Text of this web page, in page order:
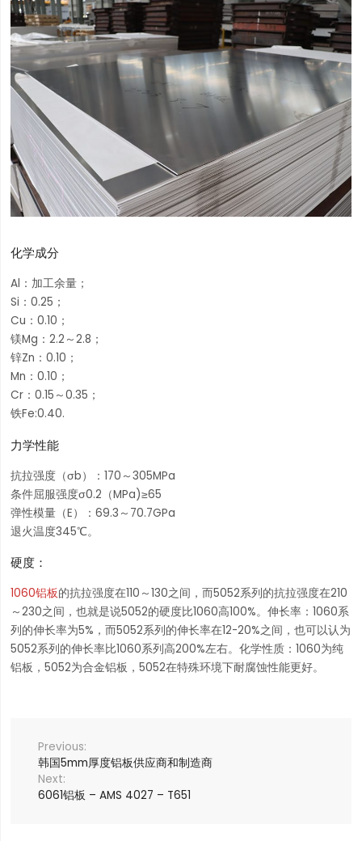
化学成分
Al：加工余量；
Si：0.25；
Cu：0.10；
镁Mg：2.2～2.8；
锌Zn：0.10；
Mn：0.10；
Cr：0.15～0.35；
铁Fe:0.40.
力学性能
抗拉强度（σb）：170～305MPa
条件屈服强度σ0.2（MPa)≥65
弹性模量（E）：69.3～70.7GPa
退火温度345℃。
硬度：
1060铝板的抗拉强度在110～130之间，而5052系列的抗拉强度在210
～230之间，也就是说5052的硬度比1060高100%。伸长率：1060系
列的伸长率为5%，而5052系列的伸长率在12-20%之间，也可以认为
5052系列的伸长率比1060系列高200%左右。化学性质：1060为纯
铝板，5052为合金铝板，5052在特殊环境下耐腐蚀性能更好。
韩国5mm厚度铝板供应商和制造商
6061铝板 – AMS 4027 – T651